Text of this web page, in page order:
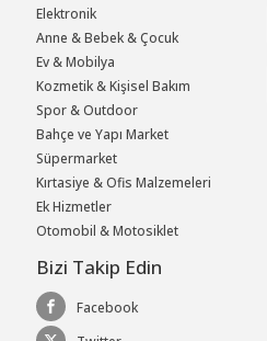
Elektronik
Anne & Bebek & Çocuk
Ev & Mobilya
Kozmetik & Kişisel Bakım
Spor & Outdoor
Bahçe ve Yapı Market
Süpermarket
Kırtasiye & Ofis Malzemeleri
Ek Hizmetler
Otomobil & Motosiklet
Bizi Takip Edin
Facebook